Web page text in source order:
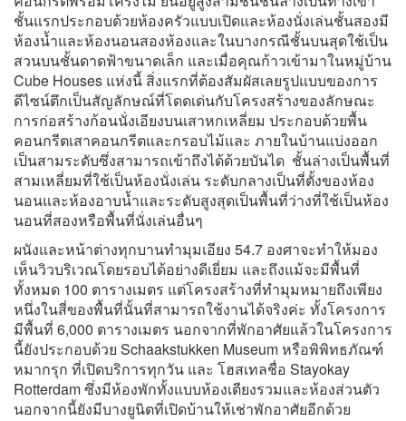
ชั้นแรกประกอบด้วยห้องครัวแบบเปิดและห้องนั่งเล่นชั้นสองมี
ห้องน้ำและห้องนอนสองห้องและในบางกรณีชั้นบนสุดใช้เป็น
สวนบนชั้นดาดฟ้าขนาดเล็ก และเมื่อคุณก้าวเข้ามาในหมู่บ้าน
Cube Houses แห่งนี้ สิ่งแรกที่ต้องสัมผัสเลยรูปแบบของการ
ดีไซน์ตึกเป็นสัญลักษณ์ที่โดดเด่นกับโครงสร้างของลักษณะ
การก่อสร้างก้อนนั่งเอียงบนเสาหกเหลี่ยม ประกอบด้วยพื้น
คอนกรีตเสาคอนกรีตและกรอบไม้และ ภายในบ้านแบ่งออก
เป็นสามระดับซึ่งสามารถเข้าถึงได้ด้วยบันได ชั้นล่างเป็นพื้นที่
สามเหลี่ยมที่ใช้เป็นห้องนั่งเล่น ระดับกลางเป็นที่ตั้งของห้อง
นอนและห้องอาบน้ำและระดับสูงสุดเป็นพื้นที่ว่างที่ใช้เป็นห้อง
นอนที่สองหรือพื้นที่นั่งเล่นอื่นๆ
ผนังและหน้าต่างทุกบานทำมุมเอียง 54.7 องศาจะทำให้มอง
เห็นวิวบริเวณโดยรอบได้อย่างดีเยี่ยม และถึงแม้จะมีพื้นที่
ทั้งหมด 100 ตารางเมตร แต่โครงสร้างที่ทำมุมหมายถึงเพียง
หนึ่งในสี่ของพื้นที่นั้นที่สามารถใช้งานได้จริงค่ะ ทั้งโครงการ
มีพื้นที่ 6,000 ตารางเมตร นอกจากที่พักอาศัยแล้วในโครงการ
นี้ยังประกอบด้วย Schaakstukken Museum หรือพิพิทธภัณฑ์
หมากรุก ที่เปิดบริการทุกวัน และ โฮสเทลชื่อ Stayokay
Rotterdam ซึ่งมีห้องพักทั้งแบบห้องเตียงรวมและห้องส่วนตัว
นอกจากนี้ยังมีบางยูนิตที่เปิดบ้านให้เช่าพักอาศัยอีกด้วย